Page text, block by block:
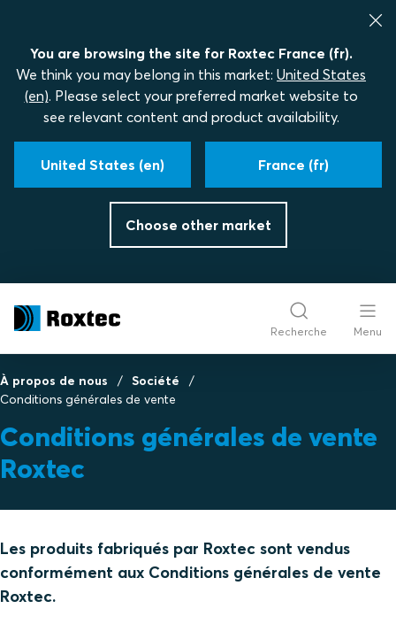
You are browsing the site for Roxtec France (fr).
We think you may belong in this market: United States
(en). Please select your preferred market website to
see relevant content and product availability.
United States (en) France (fr)
Choose other market
Recherche Menu
À propos de nous
Société
Conditions générales de vente
Conditions générales de vente
Roxtec
Les produits fabriqués par Roxtec sont vendus
conformément aux Conditions générales de vente
Roxtec.